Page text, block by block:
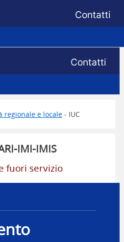
Menu di
Contatti
Finanze
Menu di
Contatti
Finanze
regionale e locale- IUC
IMI-IMIS
fuori servizio
delle